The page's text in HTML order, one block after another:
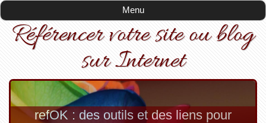
Menu
Référencer votre site ou blog
sur Internet
refOK : des outils et des liens pour